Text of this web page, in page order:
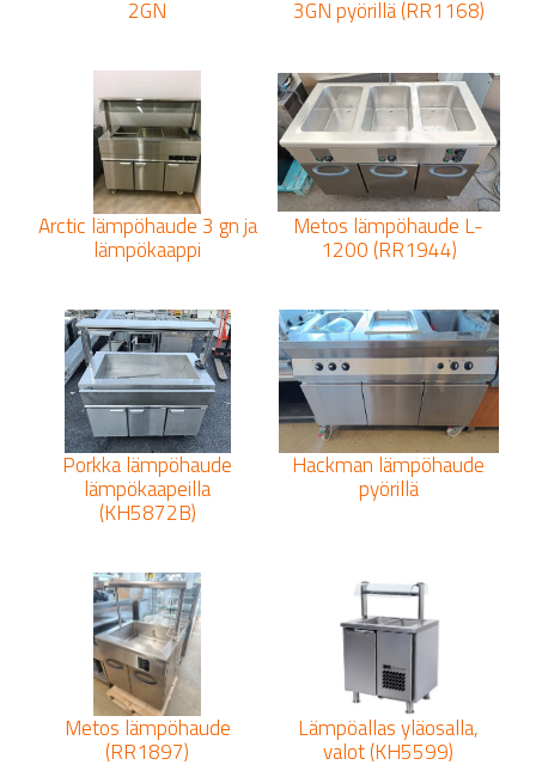
2GN 3GN pyörillä (RR1168)
Arctic lämpöhaude 3 gn ja
lämpökaappi
Metos lämpöhaude L-
1200 (RR1944)
Porkka lämpöhaude
lämpökaapeilla
(KH5872B)
Hackman lämpöhaude
pyörillä
Metos lämpöhaude
(RR1897)
Lämpöallas yläosalla,
valot (KH5599)